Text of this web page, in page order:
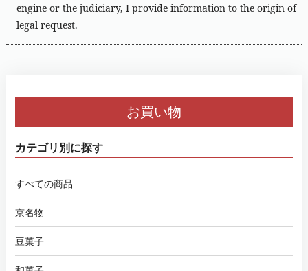
お買い物
カテゴリ別に探す
すべての商品
京名物
豆菓子
engine or the judiciary, I provide information to the origin of
legal request.